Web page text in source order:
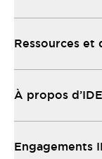
Ressources et
À propos
Engagements